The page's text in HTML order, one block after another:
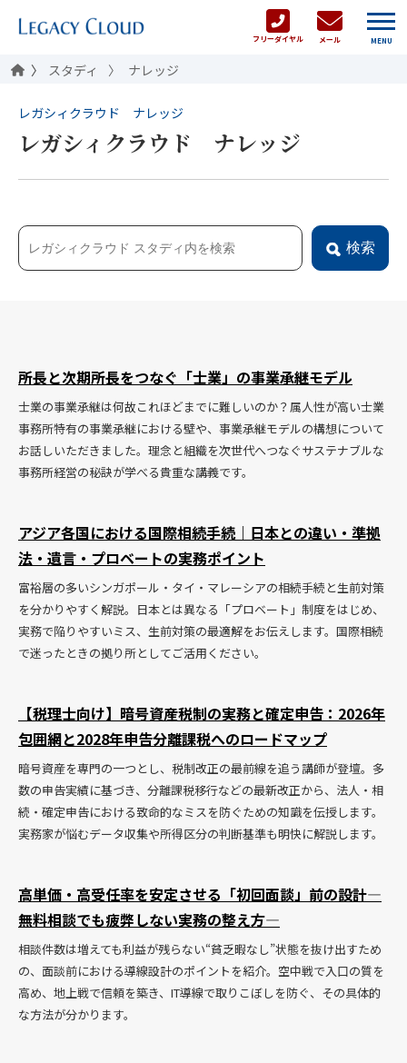
フリーダイヤル メール MENU
スタディ ナレッジ
レガシィクラウド ナレッジ
レガシィクラウド ナレッジ
検索
所長と次期所長をつなぐ「士業」の事業承継モデル
士業の事業承継は何故これほどまでに難しいのか？属人性が高い士業
事務所特有の事業承継における壁や、事業承継モデルの構想について
お話しいただきました。理念と組織を次世代へつなぐサステナブルな
事務所経営の秘訣が学べる貴重な講義です。
アジア各国における国際相続手続｜日本との違い・準拠
法・遺言・プロベートの実務ポイント
富裕層の多いシンガポール・タイ・マレーシアの相続手続と生前対策
を分かりやすく解説。日本とは異なる「プロベート」制度をはじめ、
実務で陥りやすいミス、生前対策の最適解をお伝えします。国際相続
で迷ったときの拠り所としてご活用ください。
【税理士向け】暗号資産税制の実務と確定申告：2026年
包囲網と2028年申告分離課税へのロードマップ
暗号資産を専門の一つとし、税制改正の最前線を追う講師が登壇。多
数の申告実績に基づき、分離課税移行などの最新改正から、法人・相
続・確定申告における致命的なミスを防ぐための知識を伝授します。
実務家が悩むデータ収集や所得区分の判断基準も明快に解説します。
高単価・高受任率を安定させる「初回面談」前の設計―
無料相談でも疲弊しない実務の整え方―
相談件数は増えても利益が残らない“貧乏暇なし”状態を抜け出すため
の、面談前における導線設計のポイントを紹介。空中戦で入口の質を
高め、地上戦で信頼を築き、IT導線で取りこぼしを防ぐ、その具体的
な方法が分かります。